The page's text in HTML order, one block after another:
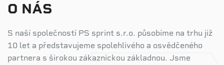
O NÁS
S naší společností PS sprint s.r.o. působíme na trhu již
10 let a představujeme spolehlivého a osvědčeného
partnera s širokou zákaznickou základnou. Jsme